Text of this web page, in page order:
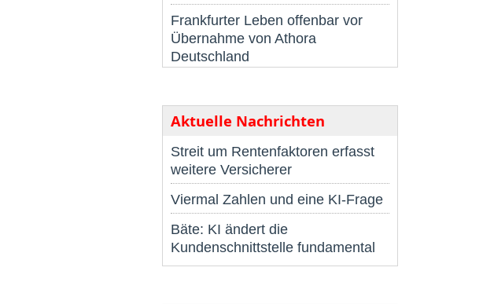
Frankfurter Leben offenbar vor
Übernahme von Athora
Deutschland
Aktuelle Nachrichten
Streit um Rentenfaktoren erfasst
weitere Versicherer
Viermal Zahlen und eine KI-Frage
Bäte: KI ändert die
Kundenschnittstelle fundamental